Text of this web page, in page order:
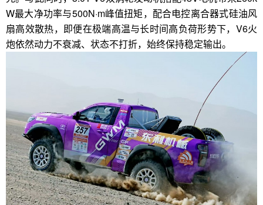
W最大净功率与500N·m峰值扭矩，配合电控离合器式硅油风
扇高效散热，即便在极端高温与长时间高负荷形势下，V6火
炮依然动力不衰减、状态不打折，始终保持稳定输出。